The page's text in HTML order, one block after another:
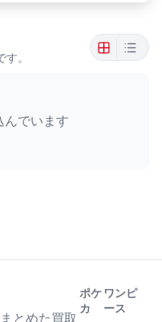
。
んでいます
とめた買取
ポケ
カ
ワンピ
ース